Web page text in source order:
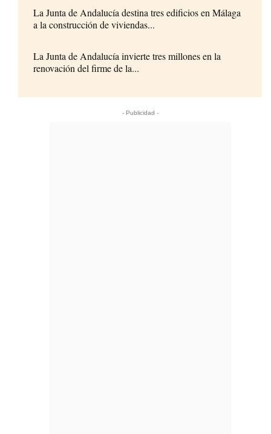
La Junta de Andalucía destina tres edificios en Málaga
a la construcción de viviendas...
La Junta de Andalucía invierte tres millones en la
renovación del firme de la...
- Publicidad -